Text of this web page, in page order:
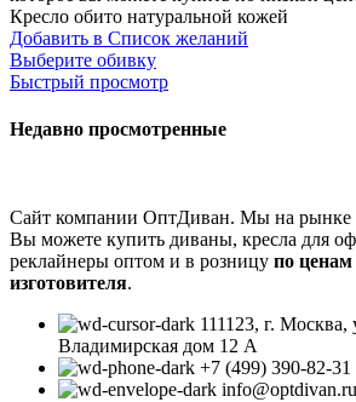
Кресло обито натуральной кожей
Добавить в Список желаний
Выберите обивку
Быстрый просмотр
Недавно просмотренные
Сайт компании ОптДиван. Мы на рынке
Вы можете купить диваны, кресла для
реклайнеры оптом и в розницу по ценам
изготовителя.
111123, г. Москва,
Владимирская дом 12 А
+7 (499) 390-82-31
info@optdivan.ru